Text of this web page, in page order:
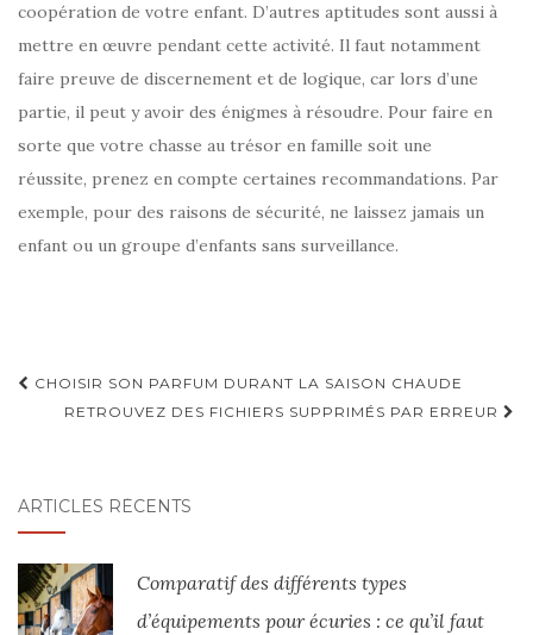
coopération de votre enfant. D’autres aptitudes sont aussi à
mettre en œuvre pendant cette activité. Il faut notamment
faire preuve de discernement et de logique, car lors d’une
partie, il peut y avoir des énigmes à résoudre. Pour faire en
sorte que votre chasse au trésor en famille soit une
réussite, prenez en compte certaines recommandations. Par
exemple, pour des raisons de sécurité, ne laissez jamais un
enfant ou un groupe d’enfants sans surveillance.
Navigation
d'article
CHOISIR SON PARFUM DURANT LA SAISON CHAUDE
RETROUVEZ DES FICHIERS SUPPRIMÉS PAR ERREUR
ARTICLES RÉCENTS
Comparatif des différents types
d’équipements pour écuries : ce qu’il faut